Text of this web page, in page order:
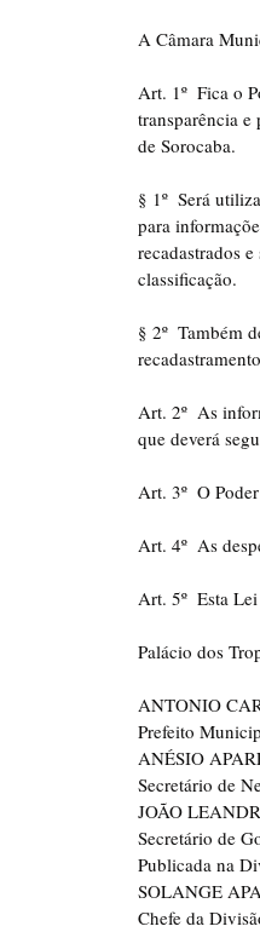
A Câmara
Art. 1º  Fica o
transparência
de Sorocaba.
§ 1º  Será
para
recadastrados
classificação.
§ 2º  Também
Art. 2º  As
que deverá
Art. 3º  O
Art. 4º  As
Art. 5º  Esta
Palácio dos
ANTONIO
Prefeito
ANÉSIO
Secretário de
JOÃO
Secretário de
Publicada na
SOLANGE
Chefe da